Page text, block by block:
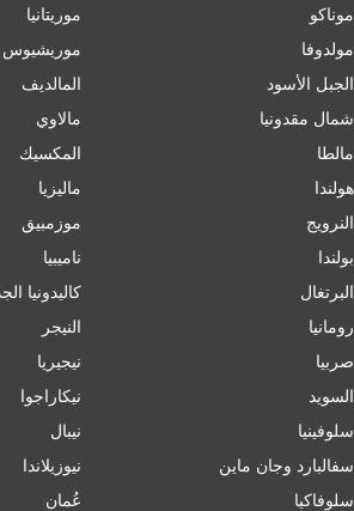
موناكو
مولدوفا
الجبل الأسود
شمال مقدونيا
مالطا
هولندا
النرويج
بولندا
البرتغال
رومانيا
صربيا
السويد
سلوفينيا
سفالبارد وجان ماين
سلوفاكيا
موريتانيا
موريشيوس
المالديف
مالاوي
المكسيك
ماليزيا
موزمبيق
ناميبيا
كاليدونيا
النيجر
نيجيريا
نيكاراجوا
نيبال
نيوزيلاندا
عُمان